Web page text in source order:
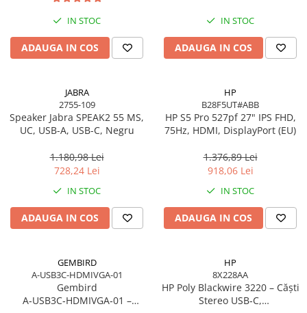
Imprimante Large Format Printer
Accesorii Large Format
Scannere Documente
Caști & Microfoane
Caști Business
Căști Gaming & Consumer
Display & signage
Ecrane Digital Signage
Ecrane Touchscreen Digital Signage
Proiectoare
Proiectoare Business
Proiectoare Consumer
Memorii Laptop
Memorii Flash
Stick-uri USB
Surse de Alimentare PC
Ventilatoare & Sisteme de Răcire
Ventilatoare & Sisteme de Răcire
Accesorii componente
Accesorii componente - altele
Blu-Ray, CD/DVD & Floppy Drives
Hub-uri USB
Genți & Rucsacuri
Husa Laptop
Rucsacuri & Genți Laptop
Kit-uri Tastatura si Mouse
UPS
Prize cu Protecție
USB & Card Readers
Cititoare de Carduri Usb
IN STOC
ADAUGA IN COS
IN STOC
ADAUGA IN COS
JABRA
2755-109
Speaker Jabra SPEAK2 55 MS,
UC, USB-A, USB-C, Negru
1.180,98 Lei
728,24 Lei
IN STOC
ADAUGA IN COS
HP
B28F5UT#ABB
HP S5 Pro 527pf 27" IPS FHD,
75Hz, HDMI, DisplayPort (EU)
1.376,89 Lei
918,06 Lei
IN STOC
ADAUGA IN COS
GEMBIRD
A-USB3C-HDMIVGA-01
Gembird
A‑USB3C‑HDMIVGA‑01 –
HP
8X228AA
HP Poly Blackwire 3220 – Căști
Stereo USB‑C,